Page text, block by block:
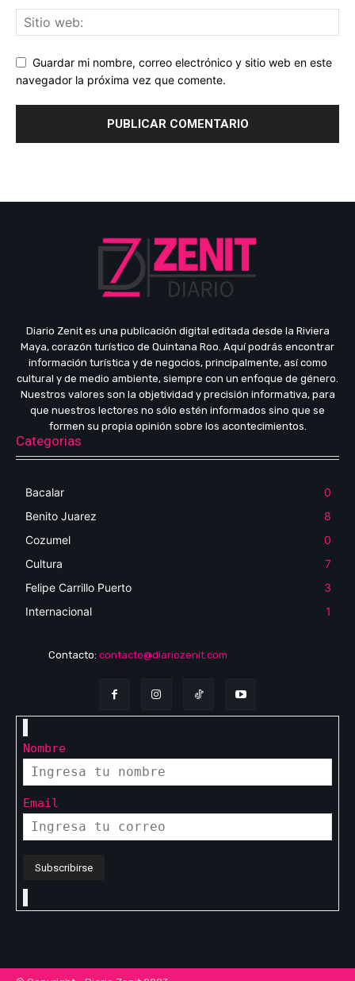
Guardar mi nombre, correo electrónico y sitio web en este
navegador la próxima vez que comente.
Diario Zenit es una publicación digital editada desde la Riviera
Maya, corazón turístico de Quintana Roo. Aquí podrás encontrar
información turística y de negocios, principalmente, así como
cultural y de medio ambiente, siempre con un enfoque de género.
Nuestros valores son la objetividad y precisión informativa, para
que nuestros lectores no sólo estén informados sino que se
formen su propia opinión sobre los acontecimientos.
Categorias
Bacalar
0
Benito Juarez
8
Cozumel
0
Cultura
7
Felipe Carrillo Puerto
3
Internacional
1
Contacto: contacto@diariozenit.com
Nombre
Email